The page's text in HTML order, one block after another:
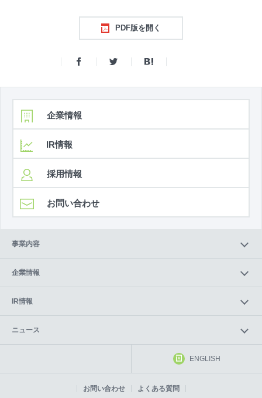
PDF版を開く
企業情報
IR情報
採用情報
お問い合わせ
事業内容
企業情報
IR情報
ニュース
お問い合わせ よくある質問
ENGLISH